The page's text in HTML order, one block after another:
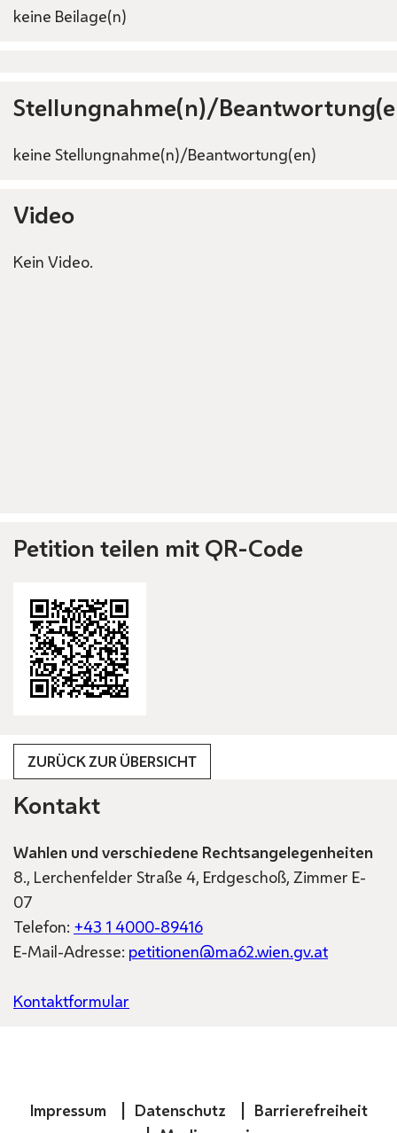
keine Beilage(n)
Stellungnahme(n)/
keine Stellungnahme(n)/Beantwortung(en)
Video
Kein Video.
Petition teilen mit QR-Code
ZURÜCK ZUR ÜBERSICHT
Kontakt
Wahlen und verschiedene Rechtsangelegenheiten
8., Lerchenfelder Straße 4, Erdgeschoß, Zimmer E-
07
Telefon: +43 1 4000-89416
E-Mail-Adresse: petitionen@ma62.wien.gv.at
Kontaktformular
Impressum Datenschutz
Barrierefreiheit